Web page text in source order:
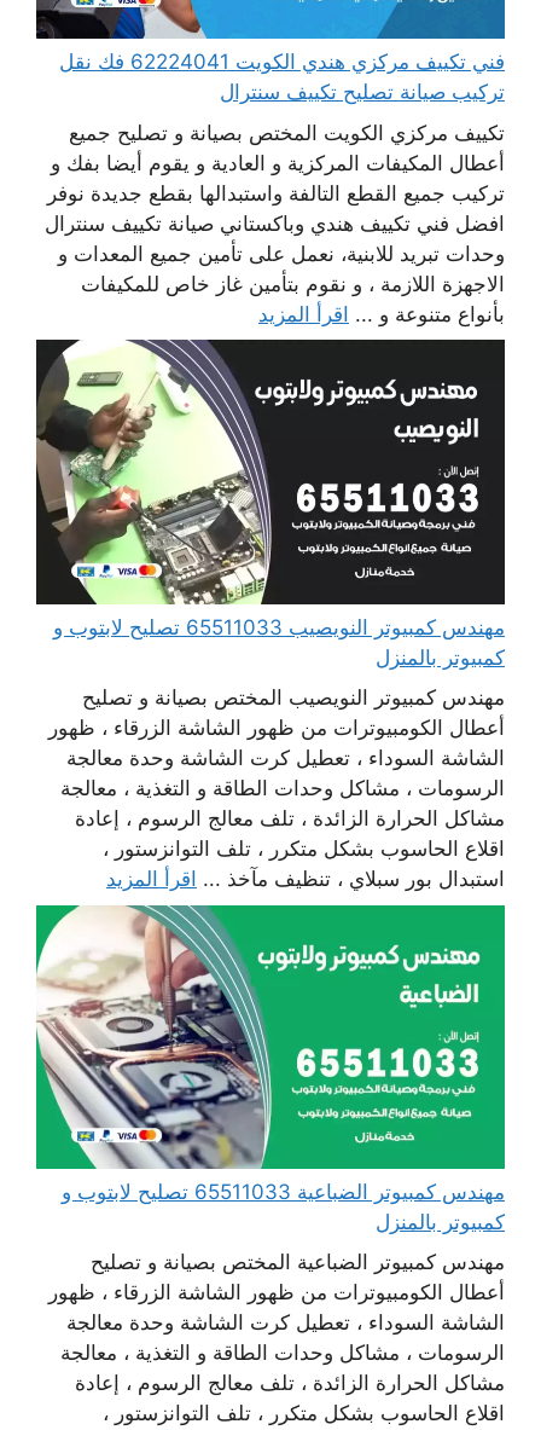
فني تكييف مركزي هندي الكويت 62224041 فك نقل
تركيب صيانة تصليح تكييف سنترال
تكييف مركزي الكويت المختص بصيانة و تصليح جميع
أعطال المكيفات المركزية و العادية و يقوم أيضا بفك و
تركيب جميع القطع التالفة واستبدالها بقطع جديدة نوفر
افضل فني تكييف هندي وباكستاني صيانة تكييف سنترال
وحدات تبريد للابنية، نعمل على تأمين جميع المعدات و
الاجهزة اللازمة ، و نقوم بتأمين غاز خاص للمكيفات
بأنواع متنوعة و ... اقرأ المزيد
مهندس كمبيوتر النويصيب 65511033 تصليح لابتوب و
كمبيوتر بالمنزل
مهندس كمبيوتر النويصيب المختص بصيانة و تصليح
أعطال الكومبيوترات من ظهور الشاشة الزرقاء ، ظهور
الشاشة السوداء ، تعطيل كرت الشاشة وحدة معالجة
الرسومات ، مشاكل وحدات الطاقة و التغذية ، معالجة
مشاكل الحرارة الزائدة ، تلف معالج الرسوم ، إعادة
اقلاع الحاسوب بشكل متكرر ، تلف التوانزستور ،
استبدال بور سبلاي ، تنظيف مآخذ ... اقرأ المزيد
مهندس كمبيوتر الضباعية 65511033 تصليح لابتوب و
كمبيوتر بالمنزل
مهندس كمبيوتر الضباعية المختص بصيانة و تصليح
أعطال الكومبيوترات من ظهور الشاشة الزرقاء ، ظهور
الشاشة السوداء ، تعطيل كرت الشاشة وحدة معالجة
الرسومات ، مشاكل وحدات الطاقة و التغذية ، معالجة
مشاكل الحرارة الزائدة ، تلف معالج الرسوم ، إعادة
اقلاع الحاسوب بشكل متكرر ، تلف التوانزستور ،